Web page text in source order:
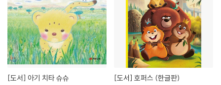
[도서] 아기 치타 슈슈 [도서] 호퍼스 (한글판)